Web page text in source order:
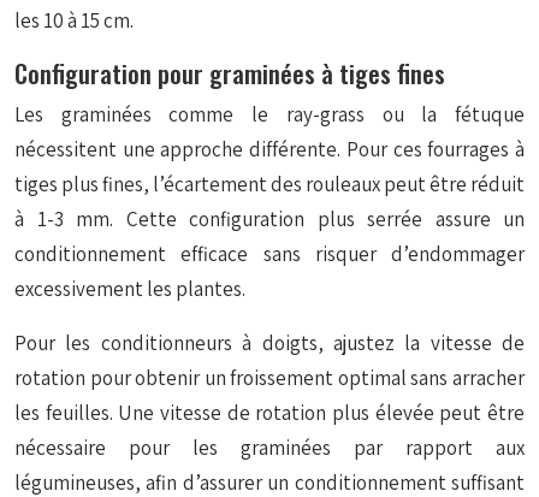
les 10 à 15 cm.
Configuration pour graminées à tiges fines
Les graminées comme le ray-grass ou la fétuque
nécessitent une approche différente. Pour ces fourrages à
tiges plus fines, l’écartement des rouleaux peut être réduit
à 1-3 mm. Cette configuration plus serrée assure un
conditionnement efficace sans risquer d’endommager
excessivement les plantes.
Pour les conditionneurs à doigts, ajustez la vitesse de
rotation pour obtenir unfroissement optimalsans arracher
les feuilles. Une vitesse de rotation plus élevée peut être
nécessaire pour les graminées par rapport aux
légumineuses, afin d’assurer un conditionnement suffisant